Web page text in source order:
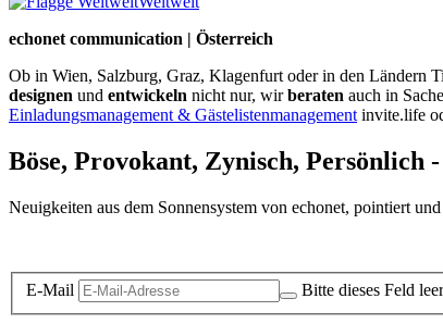
echonet communication | Österreich
Ob in Wien, Salzburg, Graz, Klagenfurt oder in den Ländern
designen und entwickeln nicht nur, wirberaten auch in
Einladungsmanagement & Gästelistenmanagement invite.life
Böse, Provokant, Zynisch, Persönlich
Neuigkeiten aus dem Sonnensystem von echonet, pointiert
E-Mail Bitte dieses Feld